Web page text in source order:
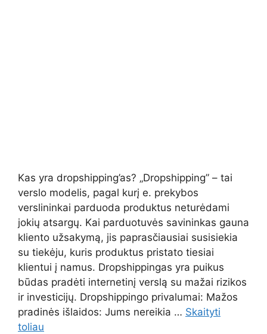
Kas yra dropshipping’as? „Dropshipping” – tai
verslo modelis, pagal kurį e. prekybos
verslininkai parduoda produktus neturėdami
jokių atsargų. Kai parduotuvės savininkas gauna
kliento užsakymą, jis paprasčiausiai susisiekia
su tiekėju, kuris produktus pristato tiesiai
klientui į namus. Dropshippingas yra puikus
būdas pradėti internetinį verslą su mažai rizikos
ir investicijų. Dropshippingo privalumai: Mažos
pradinės išlaidos: Jums nereikia … Skaityti
toliau